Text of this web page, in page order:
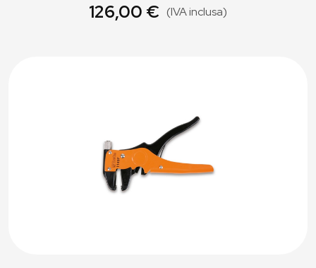
126,00 € (IVA inclusa)